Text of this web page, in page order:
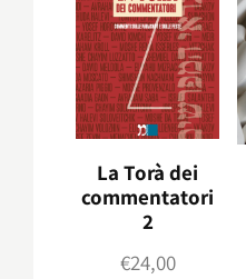
La Torà dei
commentatori
2
€24,00